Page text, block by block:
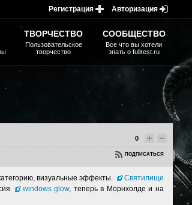
0
ПОДПИСАТЬСЯ
визуальные эффекты.
Святилище
windows glow, теперь в Морнхолде и на
ТВОРЧЕСТВО
Пользовательское
творчество
СООБЩЕСТВО
Все что вы хотели
знать о fullrest.ru
Авторизация
Регистрация